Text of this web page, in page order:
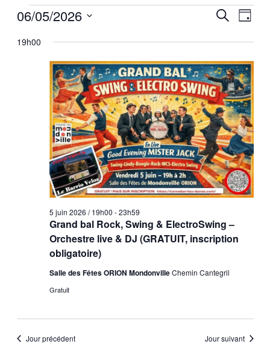
Recherche
de
vues
Recherche
vues
Jour
06/05/2026
une
19h00
Grand bal Rock, Swing & ElectroSwing –
Orchestre live & DJ (GRATUIT, inscription
obligatoire)
5 juin 2026 / 19h00 -23h59
Salle des Fêtes ORION MondonvilleChemin Cantegril
Gratuit
Jour précédent Jour suivant